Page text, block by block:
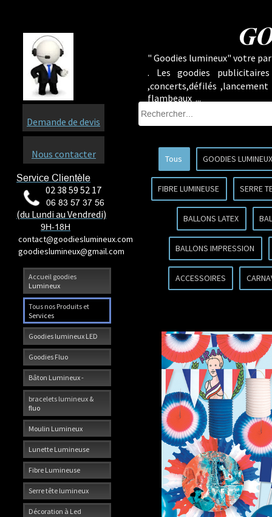
Accueil goodies
Lumineux
Tous nos Produits et
Services
Goodies lumineux LED
Goodies Fluo
Bâton Lumineux -
bracelets lumineux &
fluo
Moulin Lumineux
Lunette Lumineuse
Fibre Lumineuse
Serre tête lumineux
Décoration à Led
Service Clientèle
02 38 59 52 17
06 83 57 37 56
(du Lundi au Vendredi)
9H-18H
contact@goodieslumineux.com
goodieslumineux@gmail.com
Demande de devis
Nous contacter
" Goodies lumineux" votre
. Les goodies
,concerts,défilés
flambeaux ...
Tous GOODIES
FIBRE LUMINEUSE SERRE
BALLONS LATEX
BALLONS IMPRESSION
ACCESSOIRES